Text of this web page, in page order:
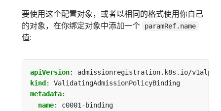
要使用这个配置对象，或者以相同的格式使用你自己
的对象，在你绑定对象中添加一个
paramRef.name
值:
apiVersion:
admissionregistration.k8s.io/
kind :
ValidatingAdmissionPolicyBinding
metadata:
name:
c0001-binding